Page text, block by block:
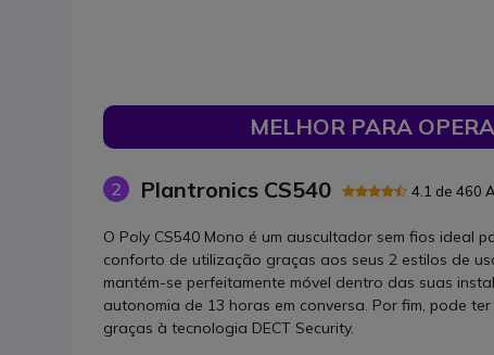
MELHOR PARA
2 Plantronics CS540 4.1 de 460
O Poly CS540 Mono é um auscultador sem fios ideal
conforto de utilização graças aos seus 2 estilos de
mantém-se perfeitamente móvel dentro das suas
autonomia de 13 horas em conversa. Por fim, pode
graças à tecnologia DECT Security.